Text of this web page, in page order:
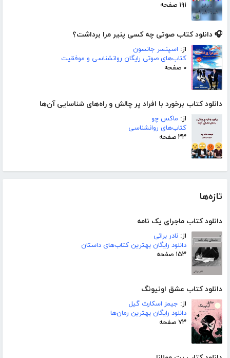
۱۹۱ صفحه
🎧 دانلود کتاب صوتی چه کسی پنیر مرا برداشت؟
از: اسپنسر جانسون
کتاب‌های صوتی رایگان روانشناسی و موفقیت
۰ صفحه
دانلود کتاب برخورد با افراد پر چالش و راه‌های شناسایی آن‌ها
از: ماکس چو
کتاب‌های روانشناسی
۳۳ صفحه
تازه‌ها
دانلود کتاب ماجرای یک نامه
از: نادر براتی
دانلود رایگان بهترین کتاب‌های داستان
۱۵۳ صفحه
دانلود کتاب عشق اونیونگ
از: جیمز اسکارث گیل
دانلود رایگان بهترین رمان‌ها
۷۳ صفحه